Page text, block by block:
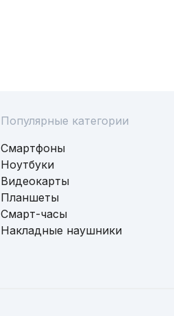
Популярные категории
Смартфоны
Ноутбуки
Видеокарты
Планшеты
Смарт-часы
Накладные наушники